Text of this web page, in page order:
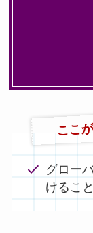
ここ
グロー
けるこ